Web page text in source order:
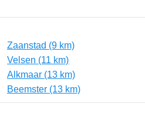
Zaanstad (9 km)
Velsen (11 km)
Alkmaar (13 km)
Beemster (13 km)